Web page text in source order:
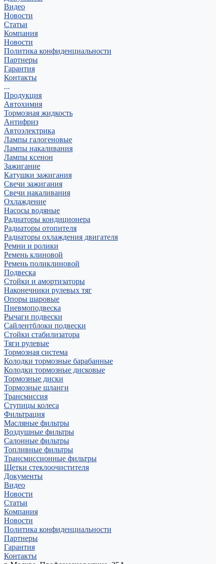
Видео
Новости
Статьи
Компания
Новости
Политика конфиденциальности
Партнеры
Гарантия
Контакты
...
Продукция
Автохимия
Тормозная жидкость
Антифриз
Автоэлектрика
Лампы галогеновые
Лампы накаливания
Лампы ксенон
Зажигание
Катушки зажигания
Свечи зажигания
Свечи накаливания
Охлаждение
Насосы водяные
Радиаторы кондиционера
Радиаторы отопителя
Радиаторы охлаждения двигателя
Ремни и ролики
Ремень клиновой
Ремень поликлиновой
Подвеска
Стойки и амортизаторы
Наконечники рулевых тяг
Опоры шаровые
Пневмоподвеска
Рычаги подвески
Сайлентблоки подвески
Стойки стабилизатора
Тяги рулевые
Тормозная система
Колодки тормозные барабанные
Колодки тормозные дисковые
Тормозные диски
Тормозные шланги
Трансмиссия
Ступицы колеса
Фильтрация
Масляные фильтры
Воздушные фильтры
Салонные фильтры
Топливные фильтры
Трансмиссионные фильтры
Щетки стеклоочистителя
Документы
Видео
Новости
Статьи
Компания
Новости
Политика конфиденциальности
Партнеры
Гарантия
Контакты